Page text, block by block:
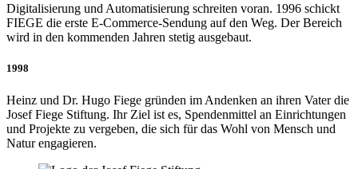
Digitalisierung und Automatisierung schreiten voran. 1996 schickt
FIEGE die erste E-Commerce-Sendung auf den Weg. Der Bereich
wird in den kommenden Jahren stetig ausgebaut.
1998
Heinz und Dr. Hugo Fiege gründen im Andenken an ihren Vater die
Josef Fiege Stiftung. Ihr Ziel ist es, Spendenmittel an Einrichtungen
und Projekte zu vergeben, die sich für das Wohl von Mensch und
Natur engagieren.